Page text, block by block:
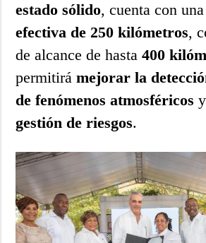
estado sólido, cuenta con
efectiva de 250 kilómetros,
de alcance de hasta400
permitirámejorar la
de fenómenos atmosféricos
gestión de riesgos.